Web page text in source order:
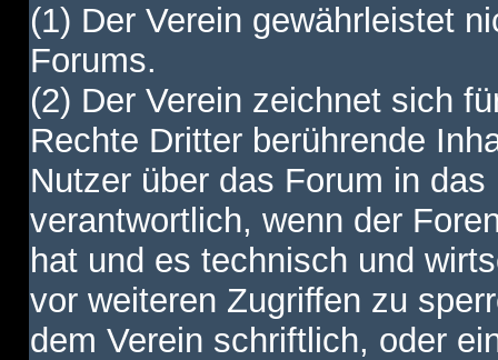
(1) Der Verein gewährleistet
Forums.
(2) Der Verein zeichnet sich
Rechte Dritter berührende
Nutzer über das Forum in
verantwortlich, wenn der
hat und es technisch und
vor weiteren Zugriffen zu
dem Verein schriftlich, oder